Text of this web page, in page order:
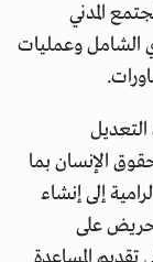
المجتمع المدني
الشامل وعمليات
الإنسان بما
إلى إنشاء
على